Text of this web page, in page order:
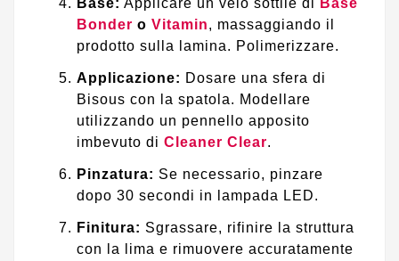
Bonder o Vitamin, massaggiando il
prodotto sulla lamina. Polimerizzare.
Applicazione: Dosare una sfera di
Bisous con la spatola. Modellare
utilizzando un pennello apposito
imbevuto di Cleaner Clear.
Pinzatura: Se necessario, pinzare
dopo 30 secondi in lampada LED.
Finitura: Sgrassare, rifinire la struttura
con la lima e rimuovere accuratamente